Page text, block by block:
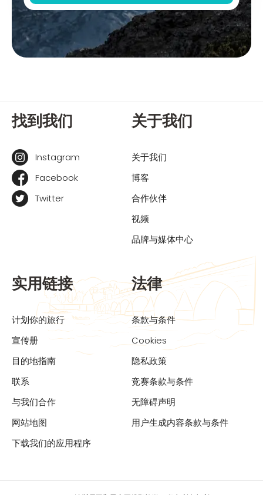
找到我们
Instagram
Facebook
Twitter
关于我们
关于我们
博客
合作伙伴
视频
品牌与媒体中心
实用链接
计划你的旅行
宣传册
目的地指南
联系
与我们合作
网站地图
下载我们的应用程序
法律
条款与条件
Cookies
隐私政策
竞赛条款与条件
无障碍声明
用户生成内容条款与条件